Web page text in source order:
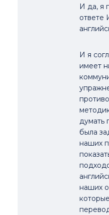
И да, я
ответе
И я
имеет
думать
была
наших
наших